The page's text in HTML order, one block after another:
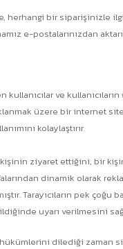
herhangi bir siparişinizle
e-postalarınızdan
kullanıcılar ve
üzere bir internet
kolaylaştırır.
ziyaret ettiğini, bir
dinamik olarak
Tarayıcıların pek
uyarı verilmesini
hükümlerini dilediği